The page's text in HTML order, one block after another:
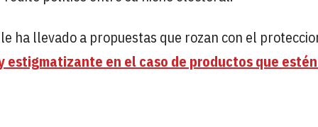
ha llevado a propuestas que rozan con el
en el caso de productos que